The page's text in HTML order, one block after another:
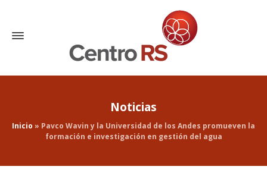
Noticias
Inicio » Pavco Wavin y la Universidad de los Andes promueven la
formación e investigación en gestión del agua